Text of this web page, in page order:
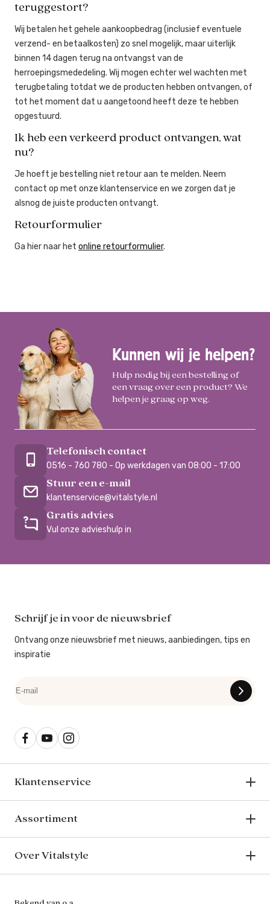
teruggestort?
Wij betalen het gehele aankoopbedrag (inclusief eventuele
verzend- en betaalkosten) zo snel mogelijk, maar uiterlijk
binnen 14 dagen terug na ontvangst van de
herroepingsmededeling. Wij mogen echter wel wachten met
terugbetaling totdat we de producten hebben ontvangen, of
tot het moment dat u aangetoond heeft deze te hebben
opgestuurd.
Ik heb een verkeerd product ontvangen, wat
nu?
Je hoeft je bestelling niet retour aan te melden. Neem
contact op met onze klantenservice en we zorgen dat je
alsnog de juiste producten ontvangt.
Retourformulier
Ga hier naar het online retourformulier.
Kunnen wij je helpen?
Hulp nodig bij een bestelling of
een vraag over een product? We
helpen je graag op weg.
Telefonisch contact
0516 - 760 780 - Op werkdagen van 08:00 - 17:00
Stuur een e-mail
klantenservice@vitalstyle.nl
Gratis advies
Vul onze advieshulp in
Schrijf je in voor de nieuwsbrief
Ontvang onze nieuwsbrief met nieuws, aanbiedingen, tips en
inspiratie
Klantenservice
Assortiment
Over Vitalstyle